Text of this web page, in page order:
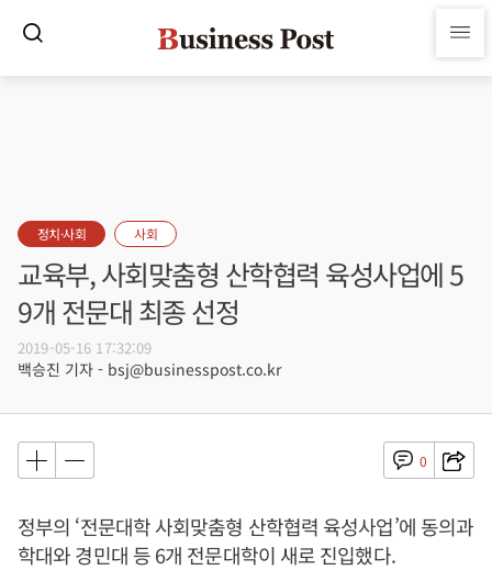
정치·사회 사회
교육부, 사회맞춤형 산학협력 육성사업에 5
9개 전문대 최종 선정
2019-05-16 17:32:09
백승진 기자 - bsj@businesspost.co.kr
0
정부의 ‘전문대학 사회맞춤형 산학협력 육성사업’에 동의과
학대와 경민대 등 6개 전문대학이 새로 진입했다.